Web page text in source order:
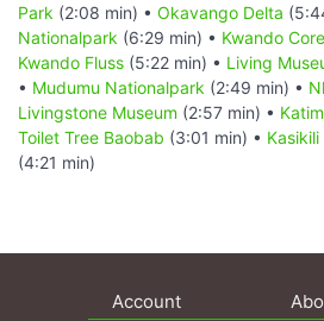
Park (2:08 min) • Okavango Delta
Nationalpark (6:29 min) • Kwando
Kwando Fluss (5:22 min) • Living
• Mudumu Nationalpark (2:49 min) •
Livingstone Museum (2:57 min) •
Toilet Tree Baobab (3:01 min) •
(4:21 min)
Account